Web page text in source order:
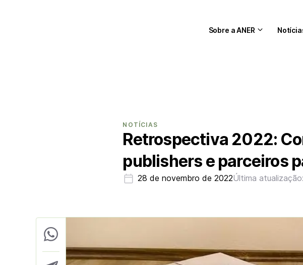
Sobre a ANER
NOTÍCIAS
Retrospectiva 2022:
publishers e parceiros
28 de novembro de 2022Última